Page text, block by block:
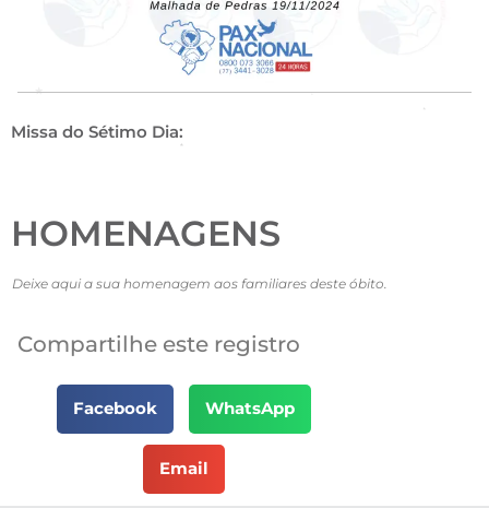
Missa do Sétimo Dia:
HOMENAGENS
Deixe aqui a sua homenagem aos familiares deste óbito.
Compartilhe este registro
Facebook WhatsApp
Email